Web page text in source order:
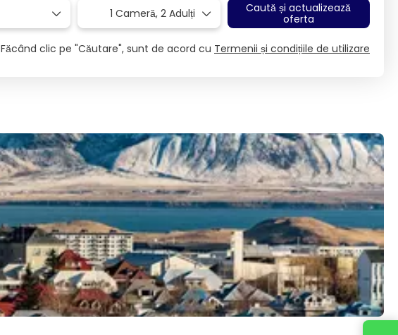
1 Cameră,2 Adulți
Caută și actualizează
oferta
Făcând clic pe "Căutare", sunt de acord cu Termenii și condițiile de utilizare